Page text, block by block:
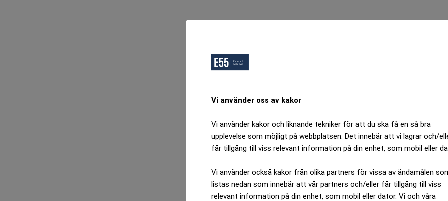
Vi använder oss av kakor
Vi använder kakor och liknande tekniker för att du ska få en så bra
upplevelse som möjligt på webbplatsen. Det innebär att vi lagrar och/
får tillgång till viss relevant information på din enhet, som mobil eller
Vi använder också kakor från olika partners för vissa av ändamålen
listas nedan som innebär att vår partners och/eller får tillgång till viss
relevant information på din enhet, som mobil eller dator. Vi och våra
Oops, Ett fel inträffade.